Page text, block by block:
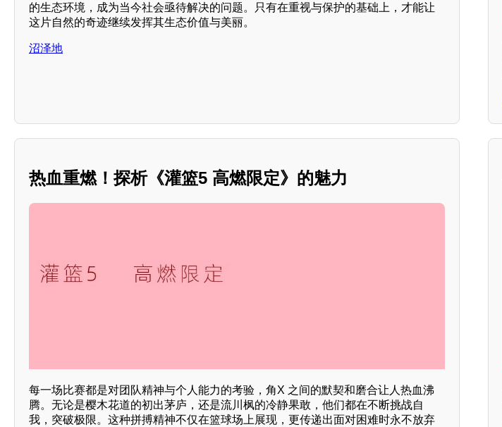
的生态环境，成为当今社会亟待解决的问题。只有在重视与保护的基础上，才能让
这片自然的奇迹继续发挥其生态价值与美丽。
沼泽地
热血重燃！探析《灌篮5 高燃限定》的魅力
每一场比赛都是对团队精神与个人能力的考验，角X 之间的默契和磨合让人热血沸
腾。无论是樱木花道的初出茅庐，还是流川枫的冷静果敢，他们都在不断挑战自
我，突破极限。这种拼搏精神不仅在篮球场上展现，更传递出面对困难时永不放弃